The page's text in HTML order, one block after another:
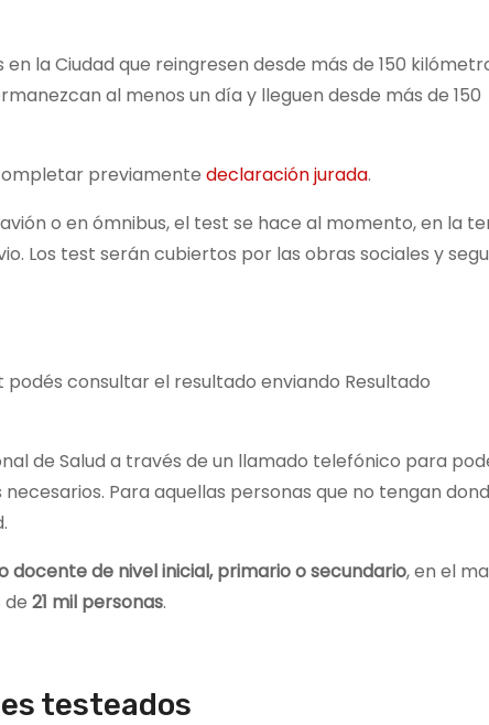
la Ciudad que reingresen desde más de 150
al menos un día y lleguen desde más de 150
previamente declaración jurada.
o en ómnibus, el test se hace al momento, en la
Los test serán cubiertos por las obras sociales y
consultar el resultado enviando Resultado
de Salud a través de un llamado telefónico para
Para aquellas personas que no tengan
docente de nivel inicial, primario o secundario, en el
de 21 mil personas.
testeados